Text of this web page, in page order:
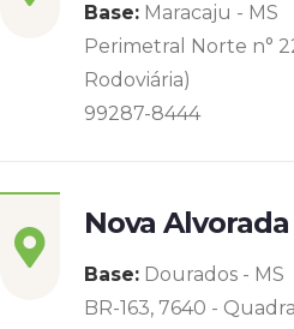
Base: Maracaju - MS
Perimetral Norte n°
Rodoviária)
99287-8444
Nova Alvorada
Base: Dourados - MS
BR-163, 7640 -